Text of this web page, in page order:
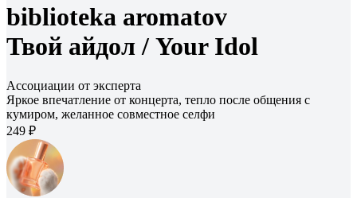
biblioteka aromatov
Твой айдол / Your Idol
Ассоциации от эксперта
Яркое впечатление от концерта, тепло после общения с
кумиром, желанное совместное селфи
249 ₽